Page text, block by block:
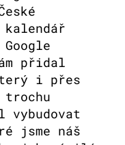
přidal
i přes
trochu
jsme náš